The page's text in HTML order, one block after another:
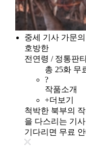
중세 기사 가문
호방한
전연령 / 정통판
총 25화 무
?
작품소개
+더보기
척박한 북부의
을 다스리는 기
기다리면 무료 안